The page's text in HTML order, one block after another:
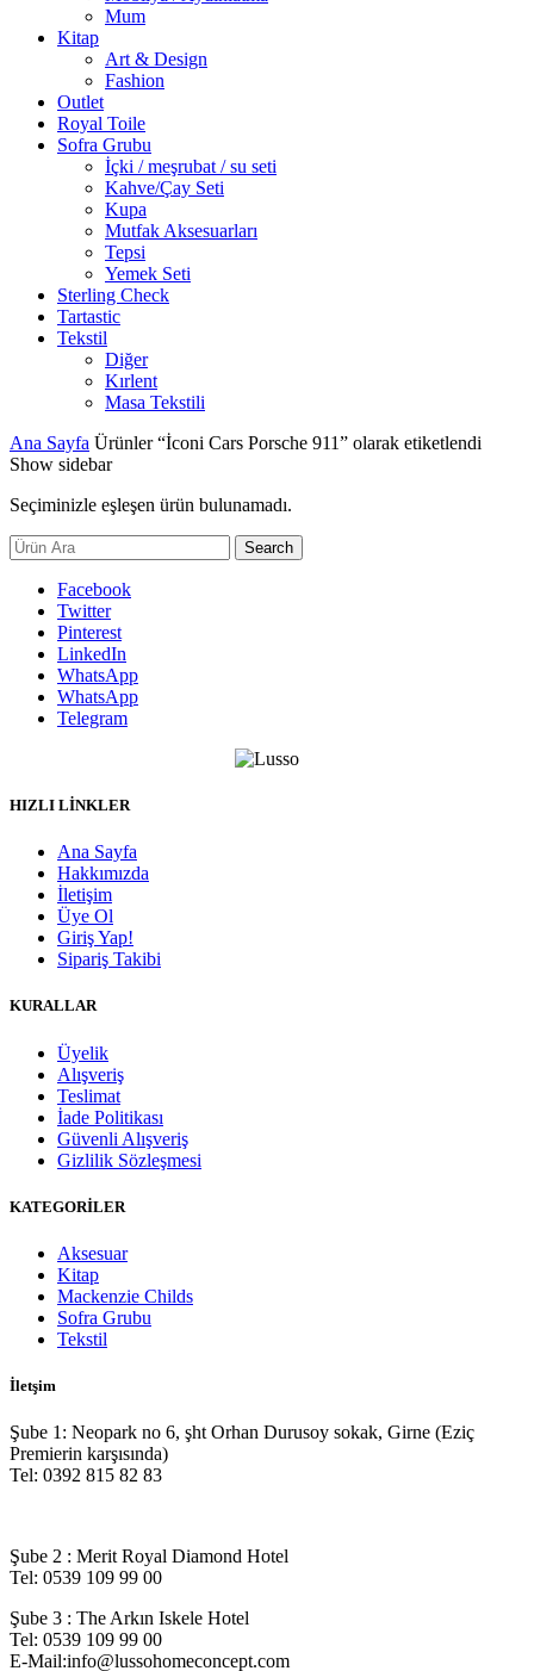
Mum
Kitap
Art & Design
Fashion
Outlet
Royal Toile
Sofra Grubu
İçki / meşrubat / su seti
Kahve/Çay Seti
Kupa
Mutfak Aksesuarları
Tepsi
Yemek Seti
Sterling Check
Tartastic
Tekstil
Diğer
Kırlent
Masa Tekstili
Ana Sayfa Ürünler “İconi Cars Porsche 911” olarak etiketlendi
Show sidebar
Seçiminizle eşleşen ürün bulunamadı.
Search
for:
Search
Facebook
Twitter
Pinterest
LinkedIn
WhatsApp
WhatsApp
Telegram
HIZLI LİNKLER
Ana Sayfa
Hakkımızda
İletişim
Üye Ol
Giriş Yap!
Sipariş Takibi
KURALLAR
Üyelik
Alışveriş
Teslimat
İade Politikası
Güvenli Alışveriş
Gizlilik Sözleşmesi
KATEGORİLER
Aksesuar
Kitap
Mackenzie Childs
Sofra Grubu
Tekstil
İletşim
Şube 1: Neopark no 6, şht Orhan Durusoy sokak, Girne (Eziç
Premierin karşısında)
Tel: 0392 815 82 83
Şube 2 : Merit Royal Diamond Hotel
Tel: 0539 109 99 00
Şube 3 : The Arkın Iskele Hotel
Tel: 0539 109 99 00
E-Mail:info@lussohomeconcept.com